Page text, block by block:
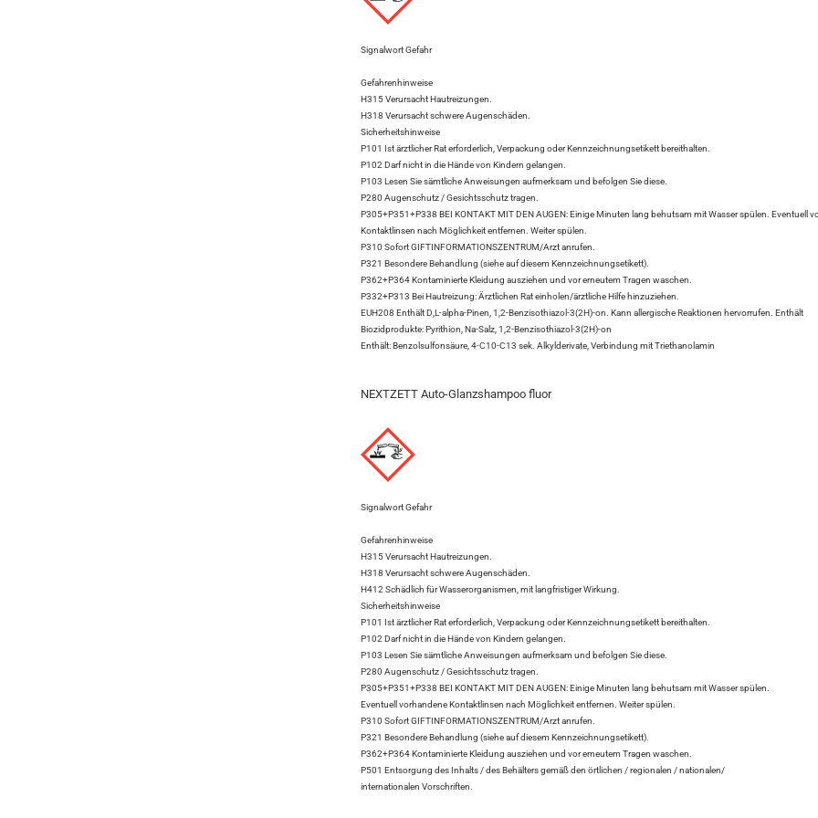
Signalwort Gefahr
Gefahrenhinweise
H315 Verursacht Hautreizungen.
H318 Verursacht schwere Augenschäden.
Sicherheitshinweise
P101 Ist ärztlicher Rat erforderlich, Verpackung oder Kennzeichnungsetikett bereithalten.
P102 Darf nicht in die Hände von Kindern gelangen.
P103 Lesen Sie sämtliche Anweisungen aufmerksam und befolgen Sie diese.
P280 Augenschutz / Gesichtsschutz tragen.
P305+P351+P338 BEI KONTAKT MIT DEN AUGEN: Einige Minuten lang behutsam mit Wasser spülen. Eventuell
Kontaktlinsen nach Möglichkeit entfernen. Weiter spülen.
P310 Sofort GIFTINFORMATIONSZENTRUM/Arzt anrufen.
P321 Besondere Behandlung (siehe auf diesem Kennzeichnungsetikett).
P362+P364 Kontaminierte Kleidung ausziehen und vor erneutem Tragen waschen.
P332+P313 Bei Hautreizung: Ärztlichen Rat einholen/ärztliche Hilfe hinzuziehen.
EUH208 Enthält D,L-alpha-Pinen, 1,2-Benzisothiazol-3(2H)-on. Kann allergische Reaktionen hervorrufen. Enthält
Biozidprodukte: Pyrithion, Na-Salz, 1,2-Benzisothiazol-3(2H)-on
Enthält: Benzolsulfonsäure, 4-C10-C13 sek. Alkylderivate, Verbindung mit Triethanolamin
NEXTZETT Auto-Glanzshampoo fluor
Signalwort Gefahr
Gefahrenhinweise
H315 Verursacht Hautreizungen.
H318 Verursacht schwere Augenschäden.
H412 Schädlich für Wasserorganismen, mit langfristiger Wirkung.
Sicherheitshinweise
P101 Ist ärztlicher Rat erforderlich, Verpackung oder Kennzeichnungsetikett bereithalten.
P102 Darf nicht in die Hände von Kindern gelangen.
P103 Lesen Sie sämtliche Anweisungen aufmerksam und befolgen Sie diese.
P280 Augenschutz / Gesichtsschutz tragen.
P305+P351+P338 BEI KONTAKT MIT DEN AUGEN: Einige Minuten lang behutsam mit Wasser spülen.
Eventuell vorhandene Kontaktlinsen nach Möglichkeit entfernen. Weiter spülen.
P310 Sofort GIFTINFORMATIONSZENTRUM/Arzt anrufen.
P321 Besondere Behandlung (siehe auf diesem Kennzeichnungsetikett).
P362+P364 Kontaminierte Kleidung ausziehen und vor erneutem Tragen waschen.
P501 Entsorgung des Inhalts / des Behälters gemäß den örtlichen / regionalen / nationalen/
internationalen Vorschriften.